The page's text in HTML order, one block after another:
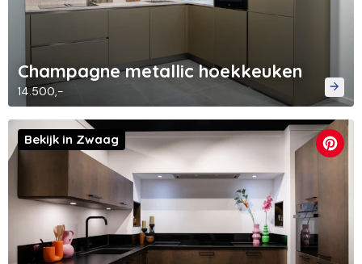
Champagne metallic hoekkeuken
14.500,-
Bekijk in Zwaag